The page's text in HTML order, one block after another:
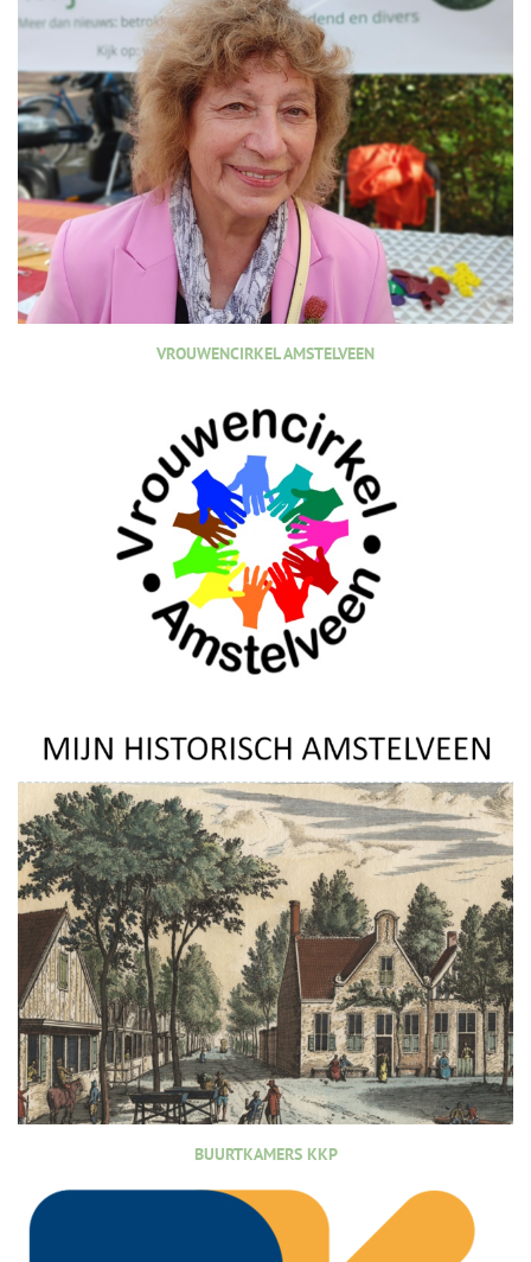
VROUWENCIRKEL AMSTELVEEN
BUURTKAMERS KKP